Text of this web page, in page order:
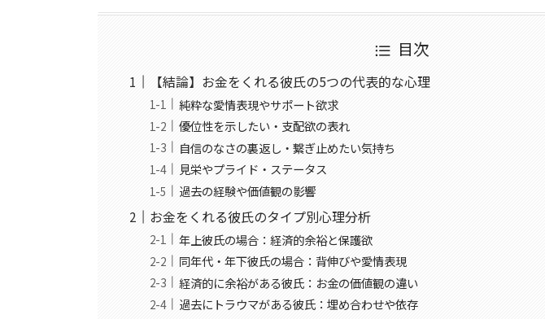
目次
【結論】お金をくれる彼氏の5つの代表的な心理
純粋な愛情表現やサポート欲求
優位性を示したい・支配欲の表れ
自信のなさの裏返し・繋ぎ止めたい気持ち
見栄やプライド・ステータス
過去の経験や価値観の影響
お金をくれる彼氏のタイプ別心理分析
年上彼氏の場合：経済的余裕と保護欲
同年代・年下彼氏の場合：背伸びや愛情表現
経済的に余裕がある彼氏：お金の価値観の違い
過去にトラウマがある彼氏：埋め合わせや依存